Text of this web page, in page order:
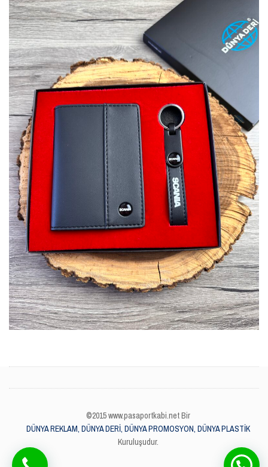
©2015 www.pasaportkabi.net Bir
DÜNYA REKLAM, DÜNYA DERİ, DÜNYA PROMOSYON, DÜNYA PLASTİK
Kuruluşudur.